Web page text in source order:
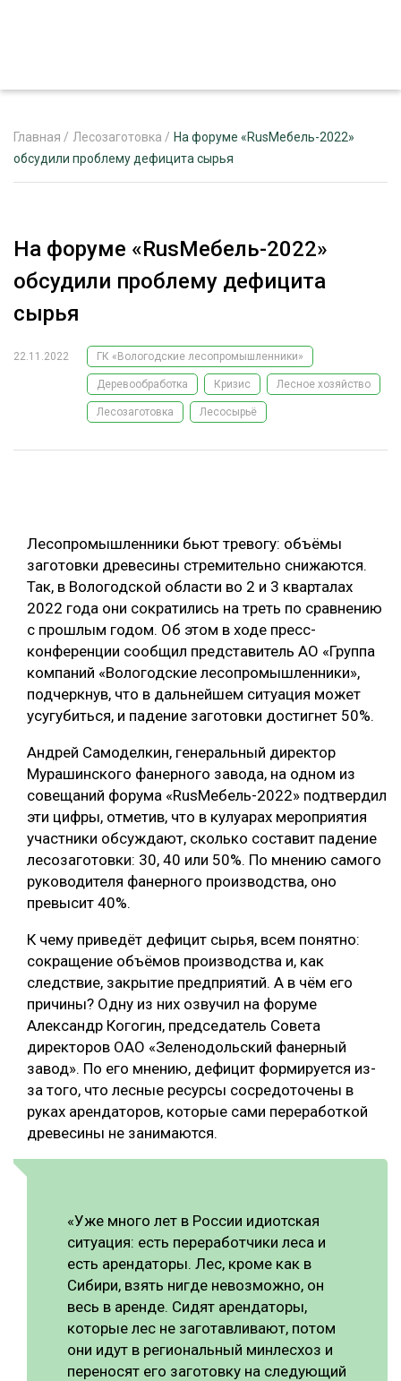
РЕКЛАМОДАТЕЛЯМ
ЛЕСНОЕ ХОЗЯЙСТВО
ЛЕСОЗАГОТОВКА
ОБРАБОТКА ДРЕВЕСИНЫ
ЛОГИСТИКА
ПРОИЗВОДСТВО ДРЕВЕСНЫХ ПЛИТ
КОМПЛЕКСНАЯ ПЕРЕРАБОТКА
ЛЕСОПИЛЕНИЕ
БЕЗОПАСНОЕ ПРОИЗВОДСТВО
СОРТИРОВКА ДРЕВЕСИНЫ
СУШКА ДРЕВЕСИНЫ
МЕБЕЛЬНОЕ ПРОИЗВОДСТВО
ПОДБОРКИ СТАТЕЙ
ЭКСПЕРТНОЕ МНЕНИЕ
Главная / Лесозаготовка / На форуме «RusМебель-2022»
обсудили проблему дефицита сырья
На форуме «RusМебель-2022»
обсудили проблему дефицита
сырья
22.11.2022 ГК «Вологодские лесопромышленники»
Деревообработка Кризис Лесное хозяйство
Лесозаготовка Лесосырьё
Лесопромышленники бьют тревогу: объёмы
заготовки древесины стремительно снижаются.
Так, в Вологодской области во 2 и 3 кварталах
2022 года они сократились на треть по сравнению
с прошлым годом. Об этом в ходе пресс-
конференции сообщил представитель АО «Группа
компаний «Вологодские лесопромышленники»,
подчеркнув, что в дальнейшем ситуация может
усугубиться, и падение заготовки достигнет 50%.
Андрей Самоделкин, генеральный директор
Мурашинского фанерного завода, на одном из
совещаний форума «RusМебель-2022» подтвердил
эти цифры, отметив, что в кулуарах мероприятия
участники обсуждают, сколько составит падение
лесозаготовки: 30, 40 или 50%. По мнению самого
руководителя фанерного производства, оно
превысит 40%.
К чему приведёт дефицит сырья, всем понятно:
сокращение объёмов производства и, как
следствие, закрытие предприятий. А в чём его
причины? Одну из них озвучил на форуме
Александр Когогин, председатель Совета
директоров ОАО «Зеленодольский фанерный
завод». По его мнению, дефицит формируется из-
за того, что лесные ресурсы сосредоточены в
руках арендаторов, которые сами переработкой
древесины не занимаются.
«Уже много лет в России идиотская
ситуация: есть переработчики леса и
есть арендаторы. Лес, кроме как в
Сибири, взять нигде невозможно, он
весь в аренде. Сидят арендаторы,
которые лес не заготавливают, потом
они идут в региональный минлесхоз и
переносят его заготовку на следующий